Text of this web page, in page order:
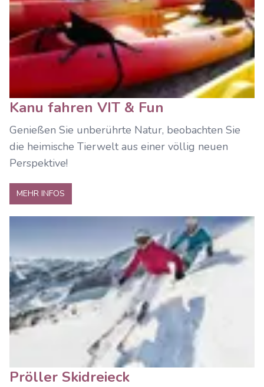
Kanu fahren VIT & Fun
Genießen Sie unberührte Natur, beobachten Sie
die heimische Tierwelt aus einer völlig neuen
Perspektive!
MEHR INFOS
Pröller Skidreieck